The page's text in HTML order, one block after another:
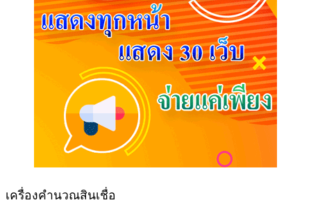
เครื่องคำนวณสินเชื่อ